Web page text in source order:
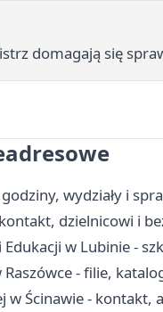
domagają się
wydziały i
dzielnicowi i
w Lubinie -
- filie,
Ścinawie - kontakt,